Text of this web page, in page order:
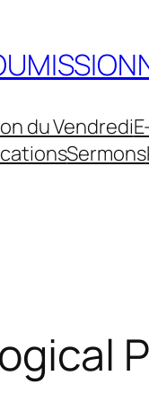
du Vendredi
Sermons